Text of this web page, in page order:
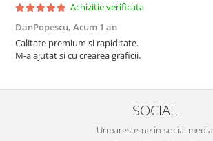
Achizitie verificata
DanPopescu, Acum 1 an
Calitate premium si rapiditate.
M-a ajutat si cu crearea graficii.
SOCIAL
Urmareste-ne in social media